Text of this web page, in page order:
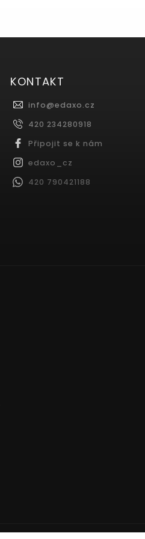
KONTAKT
info@edaxo.cz
420 234280918
Připojit se k nám
edaxo_cz
420 790421188